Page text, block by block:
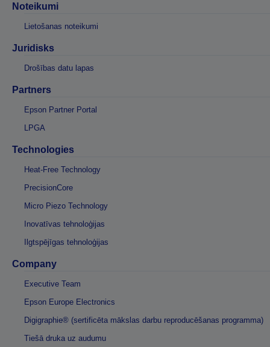
Noteikumi
Lietošanas noteikumi
Juridisks
Drošības datu lapas
Partners
Epson Partner Portal
LPGA
Technologies
Heat-Free Technology
PrecisionCore
Micro Piezo Technology
Inovatīvas tehnoloģijas
Ilgtspējīgas tehnoloģijas
Company
Executive Team
Epson Europe Electronics
Digigraphie® (sertificēta mākslas darbu reproducēšanas programma)
Tiešā druka uz audumu